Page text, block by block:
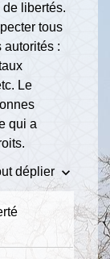
libertés.
tous
autorités :
Le
qui a
déplier keyboard_arrow_down